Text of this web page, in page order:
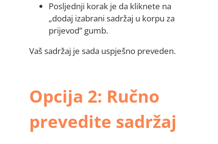
Posljednji korak je da kliknete na
„dodaj izabrani sadržaj u korpu za
prijevod” gumb.
Vaš sadržaj je sada uspješno preveden.
Opcija 2: Ručno
prevedite sadržaj